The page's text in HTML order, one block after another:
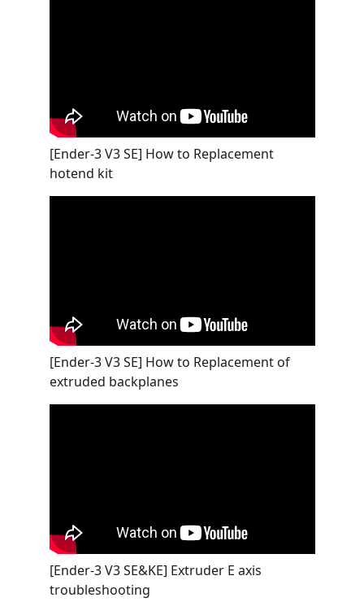
[Ender-3 V3 SE] How to Replacement
hotend kit
[Ender-3 V3 SE] How to Replacement of
extruded backplanes
[Ender-3 V3 SE&KE] Extruder E axis
troubleshooting